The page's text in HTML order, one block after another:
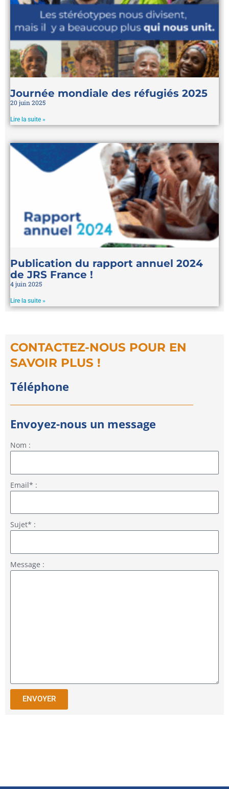
Journée mondiale des réfugiés 2025
20 juin 2025
Lire la suite »
Publication du rapport annuel 2024
de JRS France !
4 juin 2025
Lire la suite »
CONTACTEZ-NOUS POUR EN
SAVOIR PLUS !
Téléphone
Envoyez-nous un message
Nom :
Email* :
Sujet* :
Message :
ENVOYER